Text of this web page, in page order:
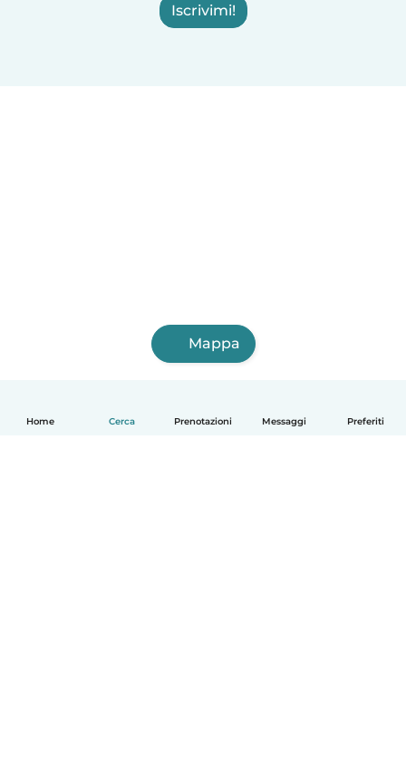
Home Cerca Prenotazioni Messaggi Preferiti
Iscrivimi!
Mappa